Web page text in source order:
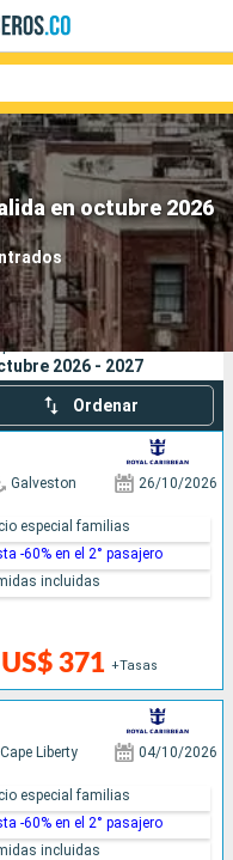
en octubre 2026
Buscar
2026 - 2027
Ordenar
Galveston 26/10/2026
US$ 371 +Tasas
especial familias
-60% en el 2° pasajero
incluidas
Cape Liberty 04/10/2026
especial familias
-60% en el 2° pasajero
incluidas